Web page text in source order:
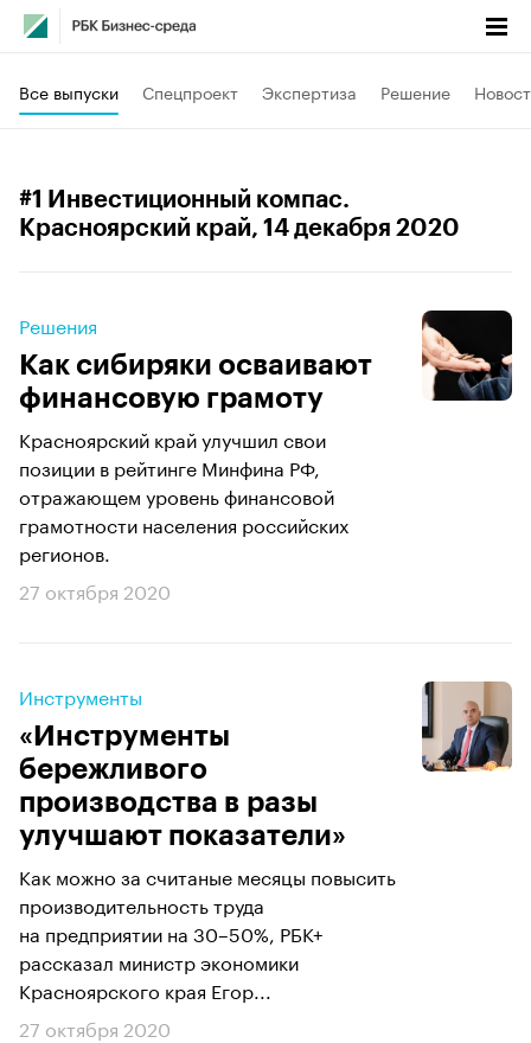
Все выпуски Спецпроект Экспертиза Решение
#1 Инвестиционный компас.
Красноярский край, 14 декабря 2020
Решения
Как сибиряки осваивают
финансовую грамоту
Красноярский край улучшил свои
позиции в рейтинге Минфина РФ,
отражающем уровень финансовой
грамотности населения российских
регионов.
27 октября 2020
Инструменты
«Инструменты
бережливого
производства в разы
улучшают показатели»
Как можно за считаные месяцы повысить
производительность труда
на предприятии на 30–50%, РБК+
рассказал министр экономики
Красноярского края Егор...
27 октября 2020